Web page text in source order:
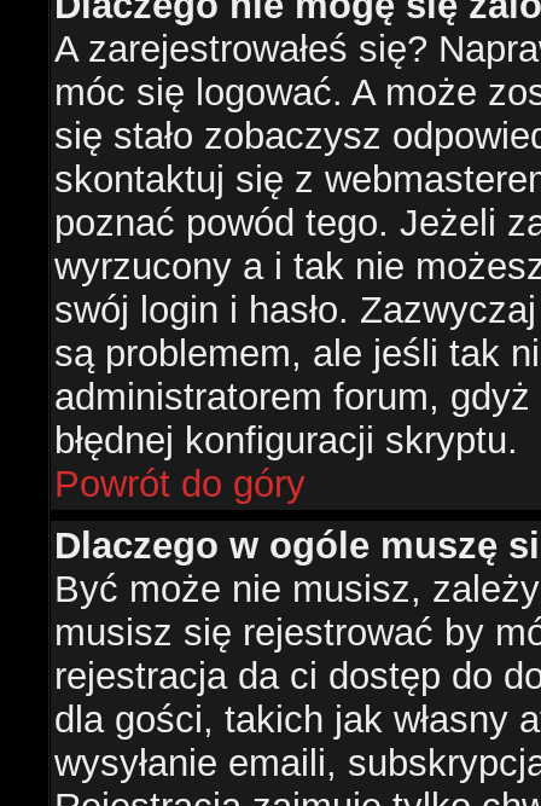
A zarejestrowałeś się?
móc się logować. A może
się stało zobaczysz
skontaktuj się z
poznać powód tego. Jeżeli
wyrzucony a i tak nie
swój login i hasło.
są problemem, ale jeśli tak
administratorem forum,
błędnej konfiguracji skryptu.
Powrót do góry
Dlaczego w ogóle muszę
Być może nie musisz,
musisz się rejestrować by
rejestracja da ci dostęp do
dla gości, takich jak własny
wysyłanie emaili,